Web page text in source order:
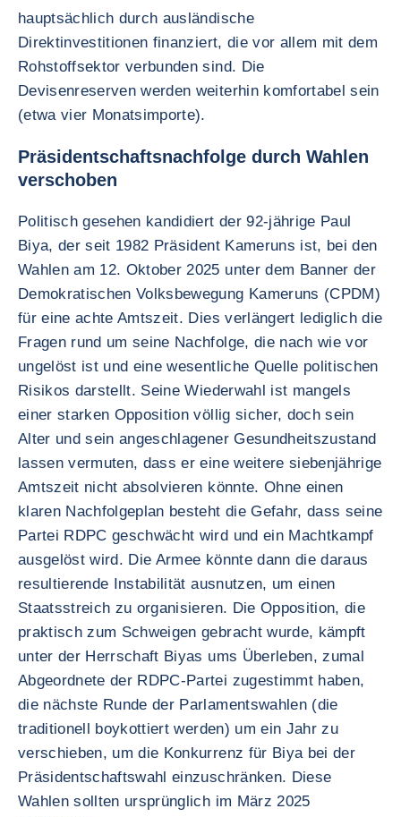
hauptsächlich durch ausländische
Direktinvestitionen finanziert, die vor allem mit dem
Rohstoffsektor verbunden sind. Die
Devisenreserven werden weiterhin komfortabel sein
(etwa vier Monatsimporte).
Präsidentschaftsnachfolge durch Wahlen
verschoben
Politisch gesehen kandidiert der 92-jährige Paul
Biya, der seit 1982 Präsident Kameruns ist, bei den
Wahlen am 12. Oktober 2025 unter dem Banner der
Demokratischen Volksbewegung Kameruns (CPDM)
für eine achte Amtszeit. Dies verlängert lediglich die
Fragen rund um seine Nachfolge, die nach wie vor
ungelöst ist und eine wesentliche Quelle politischen
Risikos darstellt. Seine Wiederwahl ist mangels
einer starken Opposition völlig sicher, doch sein
Alter und sein angeschlagener Gesundheitszustand
lassen vermuten, dass er eine weitere siebenjährige
Amtszeit nicht absolvieren könnte. Ohne einen
klaren Nachfolgeplan besteht die Gefahr, dass seine
Partei RDPC geschwächt wird und ein Machtkampf
ausgelöst wird. Die Armee könnte dann die daraus
resultierende Instabilität ausnutzen, um einen
Staatsstreich zu organisieren. Die Opposition, die
praktisch zum Schweigen gebracht wurde, kämpft
unter der Herrschaft Biyas ums Überleben, zumal
Abgeordnete der RDPC-Partei zugestimmt haben,
die nächste Runde der Parlamentswahlen (die
traditionell boykottiert werden) um ein Jahr zu
verschieben, um die Konkurrenz für Biya bei der
Präsidentschaftswahl einzuschränken. Diese
Wahlen sollten ursprünglich im März 2025